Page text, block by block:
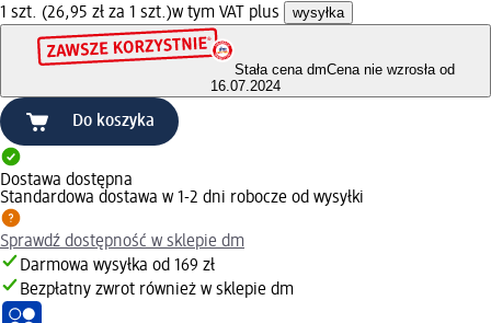
1 szt. (26,95 zł za 1 szt.)w tym VAT plus wysyłka
Stała cena dmCena nie wzrosła od
16.07.2024
Do koszyka
Dostawa dostępna
Standardowa dostawa w 1-2 dni robocze od wysyłki
Sprawdź dostępność w sklepie dm
Darmowa wysyłka od 169 zł
Bezpłatny zwrot również w sklepie dm